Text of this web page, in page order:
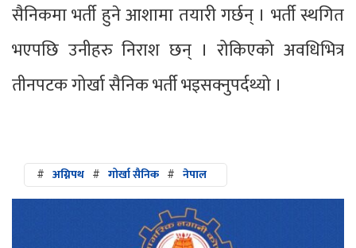
सैनिकमा भर्ती हुने आशामा तयारी गर्छन् । भर्ती स्थगित
भएपछि उनीहरु निराश छन् । रोकिएको अवधिभित्र
तीनपटक गोर्खा सैनिक भर्ती भइसक्नुपर्दथ्यो ।
# अग्निपथ # गोर्खा सैनिक # नेपाल